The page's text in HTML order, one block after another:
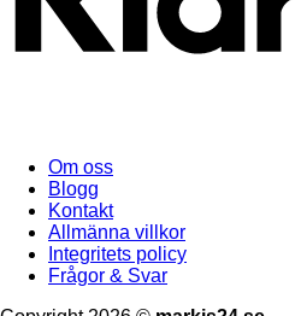
Om oss
Blogg
Kontakt
Allmänna villkor
Integritets policy
Frågor & Svar